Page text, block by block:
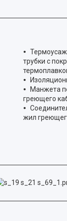
трубки с
Манжета
греющего
жил